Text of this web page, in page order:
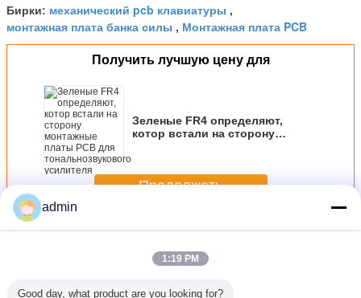
Бирки: механический pcb клавиатуры ,
монтажная плата банка силы , Монтажная плата PCB
Получить лучшую цену для
Зеленые FR4 определяют,
котор встали на сторону
однослойное 1.6mm
Продолжать
Большеодносторонней печатной плате
admin
1:19 PM
Good day, what product are you looking for?